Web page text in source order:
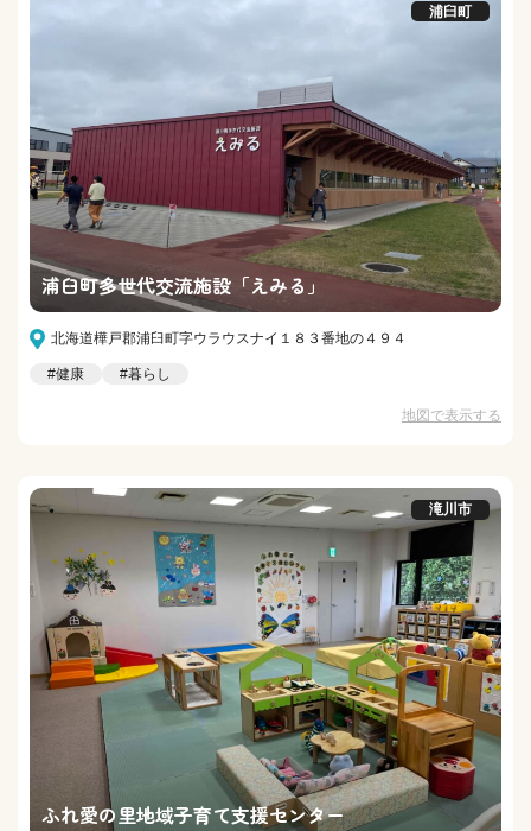
浦臼町
浦臼町多世代交流施設「えみる」
北海道樺戸郡浦臼町字ウラウスナイ１８３番地の４９４
#健康 #暮らし
地図で表示する
滝川市
ふれ愛の里地域子育て支援センター